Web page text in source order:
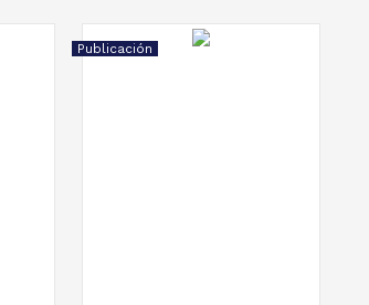
Publicación